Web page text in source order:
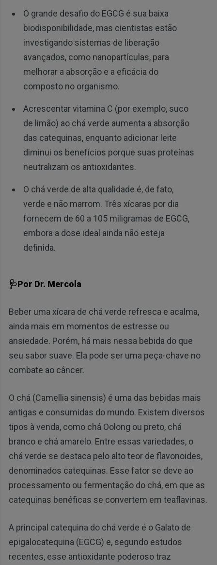
O grande desafio do EGCG é sua baixa
biodisponibilidade, mas cientistas estão
investigando sistemas de liberação
avançados, como nanopartículas, para
melhorar a absorção e a eficácia do
composto no organismo.
Acrescentar vitamina C (por exemplo, suco
de limão) ao chá verde aumenta a absorção
das catequinas, enquanto adicionar leite
diminui os benefícios porque suas proteínas
neutralizam os antioxidantes.
O chá verde de alta qualidade é, de fato,
verde e não marrom. Três xícaras por dia
fornecem de 60 a 105 miligramas de EGCG,
embora a dose ideal ainda não esteja
definida.
🩺Por Dr. Mercola
Beber uma xícara de chá verde refresca e acalma,
ainda mais em momentos de estresse ou
ansiedade. Porém, há mais nessa bebida do que
seu sabor suave. Ela pode ser uma peça-chave no
combate ao câncer.
O chá (Camellia sinensis) é uma das bebidas mais
antigas e consumidas do mundo. Existem diversos
tipos à venda, como chá Oolong ou preto, chá
branco e chá amarelo. Entre essas variedades, o
chá verde se destaca pelo alto teor de flavonoides,
denominados catequinas. Esse fator se deve ao
processamento ou fermentação do chá, em que as
catequinas benéficas se convertem em teaflavinas.
A principal catequina do chá verde é o Galato de
epigalocatequina (EGCG) e, segundo estudos
recentes, esse antioxidante poderoso traz